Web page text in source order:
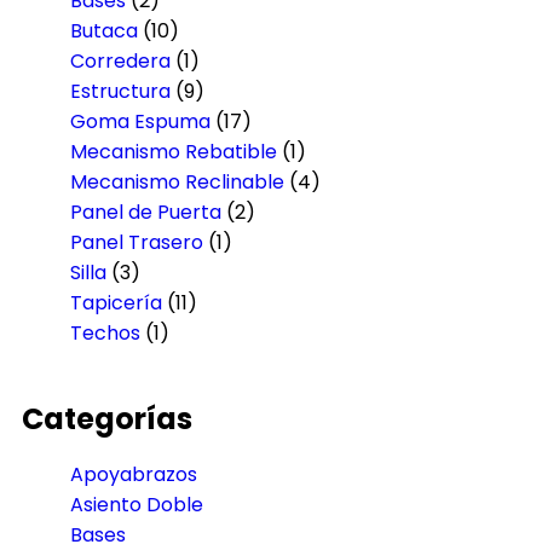
Butaca (10)
Corredera (1)
Estructura (9)
Goma Espuma (17)
Mecanismo Rebatible (1)
Mecanismo Reclinable (4)
Panel de Puerta (2)
Panel Trasero (1)
Silla (3)
Tapicería (11)
Techos (1)
Categorías
Apoyabrazos
Asiento Doble
Bases